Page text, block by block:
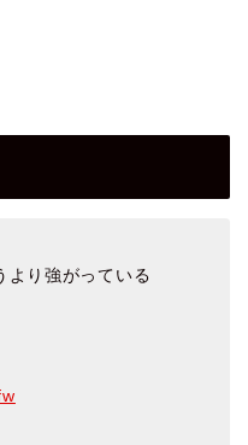
より強がっている